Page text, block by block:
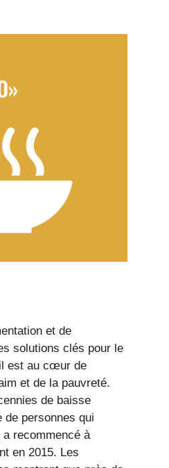
et de
solutions clés pour le
est au cœur de
et de la pauvreté.
de baisse
de personnes qui
recommencé à
en 2015. Les